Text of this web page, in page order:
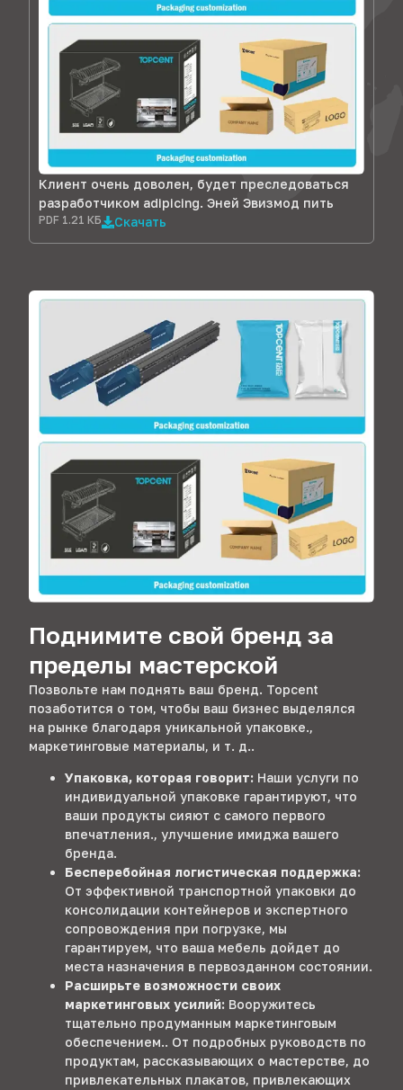
Клиент очень доволен, будет преследоваться
разработчиком adipicing. Эней Эвизмод пить
PDF 1.21 КБ Скачать
Поднимите свой бренд за
пределы мастерской
Позвольте нам поднять ваш бренд. Topcent
позаботится о том, чтобы ваш бизнес выделялся
на рынке благодаря уникальной упаковке.,
маркетинговые материалы, и т. д..
Упаковка, которая говорит: Наши услуги по
индивидуальной упаковке гарантируют, что
ваши продукты сияют с самого первого
впечатления., улучшение имиджа вашего
бренда.
Бесперебойная логистическая поддержка:
От эффективной транспортной упаковки до
консолидации контейнеров и экспертного
сопровождения при погрузке, мы
гарантируем, что ваша мебель дойдет до
места назначения в первозданном состоянии.
Расширьте возможности своих
маркетинговых усилий: Вооружитесь
тщательно продуманным маркетинговым
обеспечением.. От подробных руководств по
продуктам, рассказывающих о мастерстве, до
привлекательных плакатов, привлекающих